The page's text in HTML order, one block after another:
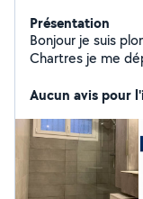
Présentation
Bonjour je suis
Chartres je me
Aucun avis pour